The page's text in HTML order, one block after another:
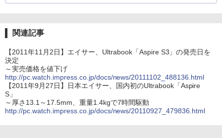
関連記事
【2011年11月2日】エイサー、Ultrabook「Aspire S3」の発売日を
決定
～実売価格を値下げ
http://pc.watch.impress.co.jp/docs/news/20111102_488136.html
【2011年9月27日】日本エイサー、国内初のUltrabook「Aspire
S」
～厚さ13.1～17.5mm、重量1.4kgで7時間駆動
http://pc.watch.impress.co.jp/docs/news/20110927_479836.html